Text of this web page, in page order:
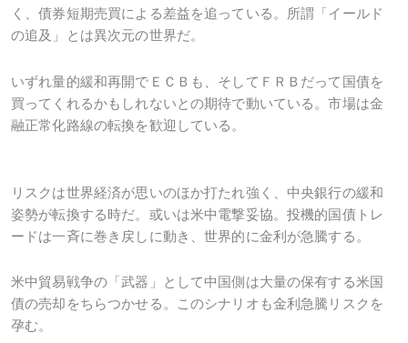
く、債券短期売買による差益を追っている。所謂「イールド
の追及」とは異次元の世界だ。
いずれ量的緩和再開でＥＣＢも、そしてＦＲＢだって国債を
買ってくれるかもしれないとの期待で動いている。市場は金
融正常化路線の転換を歓迎している。
リスクは世界経済が思いのほか打たれ強く、中央銀行の緩和
姿勢が転換する時だ。或いは米中電撃妥協。投機的国債トレ
ードは一斉に巻き戻しに動き、世界的に金利が急騰する。
米中貿易戦争の「武器」として中国側は大量の保有する米国
債の売却をちらつかせる。このシナリオも金利急騰リスクを
孕む。